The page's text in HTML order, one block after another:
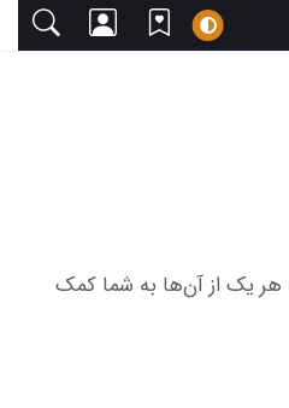
پروفایل گروه مختلط است که هر یک از آن‌ها به شما کمک